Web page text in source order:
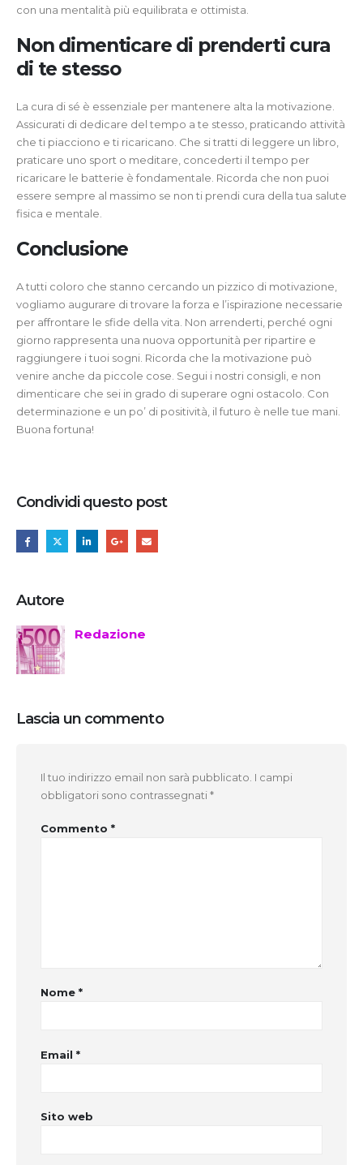
con una mentalità più equilibrata e ottimista.
Non dimenticare di prenderti cura
di te stesso
La cura di sé è essenziale per mantenere alta la motivazione.
Assicurati di dedicare del tempo a te stesso, praticando attività
che ti piacciono e ti ricaricano. Che si tratti di leggere un libro,
praticare uno sport o meditare, concederti il tempo per
ricaricare le batterie è fondamentale. Ricorda che non puoi
essere sempre al massimo se non ti prendi cura della tua salute
fisica e mentale.
Conclusione
A tutti coloro che stanno cercando un pizzico di motivazione,
vogliamo augurare di trovare la forza e l’ispirazione necessarie
per affrontare le sfide della vita. Non arrenderti, perché ogni
giorno rappresenta una nuova opportunità per ripartire e
raggiungere i tuoi sogni. Ricorda che la motivazione può
venire anche da piccole cose. Segui i nostri consigli, e non
dimenticare che sei in grado di superare ogni ostacolo. Con
determinazione e un po’ di positività, il futuro è nelle tue mani.
Buona fortuna!
Condividi questo post
Autore
Redazione
Lascia un commento
Il tuo indirizzo email non sarà pubblicato. I campi
obbligatori sono contrassegnati*
Commento *
Nome *
Email *
Sito web